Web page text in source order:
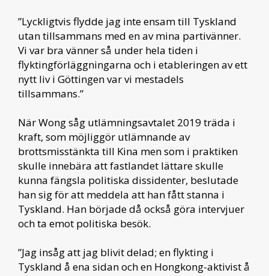
”Lyckligtvis flydde jag inte ensam till Tyskland
utan tillsammans med en av mina partivänner.
Vi var bra vänner så under hela tiden i
flyktingförläggningarna och i etableringen av ett
nytt liv i Göttingen var vi mestadels
tillsammans.”
När Wong såg utlämningsavtalet 2019 träda i
kraft, som möjliggör utlämnande av
brottsmisstänkta till Kina men som i praktiken
skulle innebära att fastlandet lättare skulle
kunna fängsla politiska dissidenter, beslutade
han sig för att meddela att han fått stanna i
Tyskland. Han började då också göra intervjuer
och ta emot politiska besök.
”Jag insåg att jag blivit delad; en flykting i
Tyskland å ena sidan och en Hongkong-aktivist å